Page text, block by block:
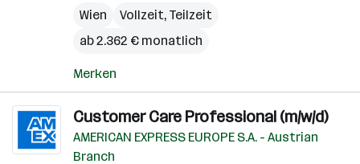
Wien
Vollzeit, Teilzeit
ab 2.362 € monatlich
Merken
Customer Care Professional (m/w/d)
AMERICAN EXPRESS EUROPE S.A. - Austrian
Branch